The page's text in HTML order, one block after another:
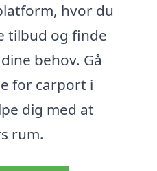
hvor du
tilbud og finde
behov. Gå
for carport i
dig med at
rum.